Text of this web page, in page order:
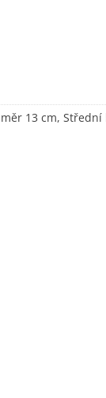
13 cm, Střední